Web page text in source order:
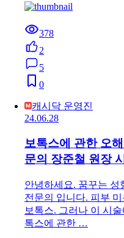
378
2
5
0
캐시닥 운영진
24.06.28
보톡스에 관한 오
문의 장준철 원장
안녕하세요. 꿈꾸는
전문의 입니다. 피부
보톡스. 그러나 이 시
톡스에 관한 …